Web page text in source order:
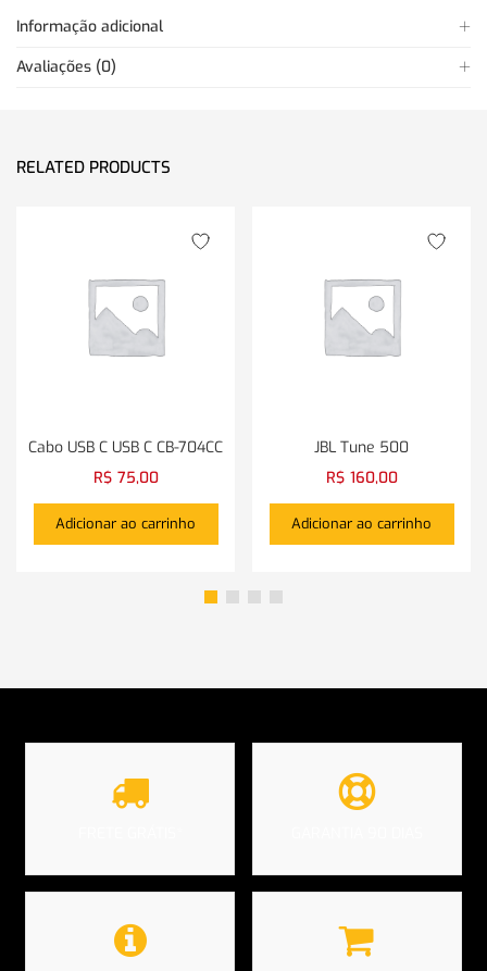
Informação adicional
Avaliações (0)
RELATED PRODUCTS
Cabo USB C USB C CB-704CC
R$ 75,00
Adicionar ao carrinho
JBL Tune 500
R$ 160,00
Adicionar ao carrinho